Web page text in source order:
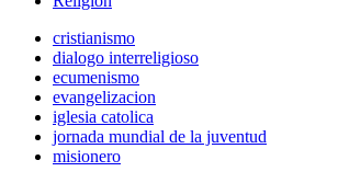
cristianismo
dialogo interreligioso
ecumenismo
evangelizacion
iglesia catolica
jornada mundial de la juventud
misionero